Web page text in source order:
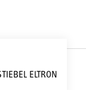
ELTRON